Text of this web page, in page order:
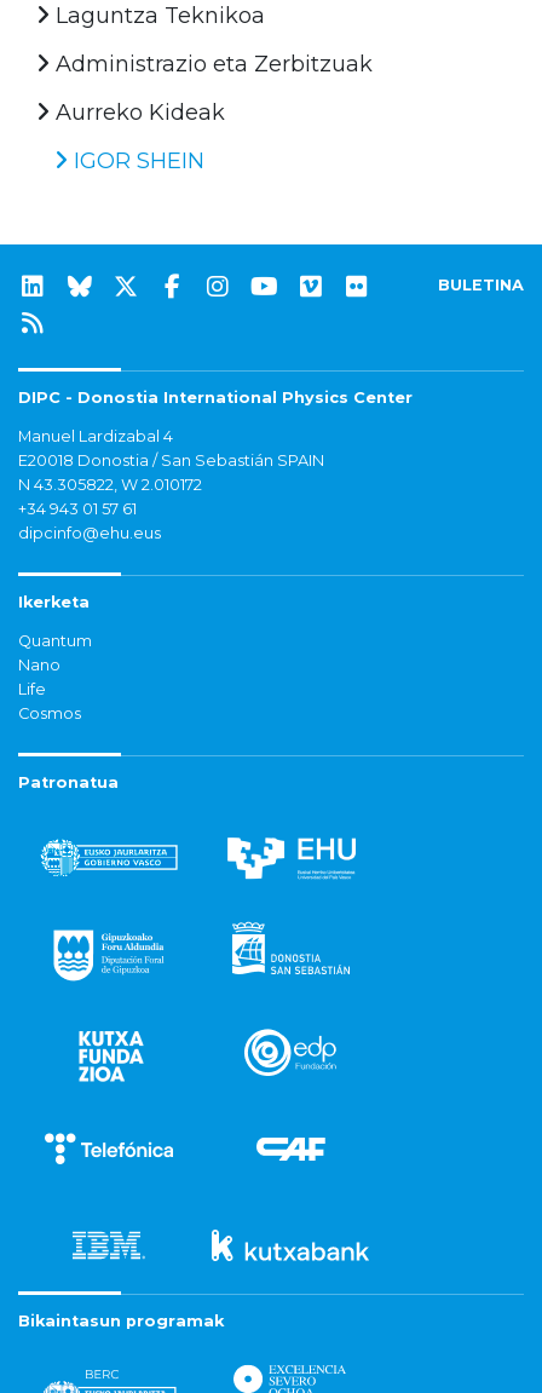
Laguntza Teknikoa
Administrazio eta Zerbitzuak
Aurreko Kideak
IGOR SHEIN
BULETINA
DIPC - Donostia International Physics Center
Manuel Lardizabal 4
E20018 Donostia / San Sebastián SPAIN
N 43.305822, W 2.010172
+34 943 01 57 61
dipcinfo@ehu.eus
Ikerketa
Quantum
Nano
Life
Cosmos
Patronatua
Bikaintasun programak